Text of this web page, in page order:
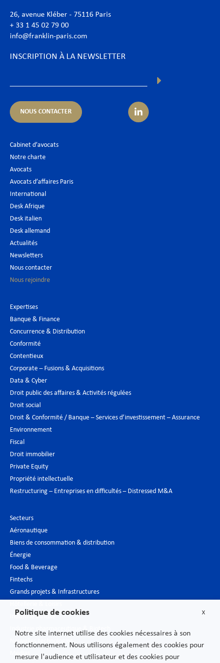
26, avenue Kléber - 75116 Paris
+ 33 1 45 02 79 00
info@franklin-paris.com
INSCRIPTION À LA NEWSLETTER
NOUS CONTACTER
Cabinet d’avocats
Notre charte
Avocats
Avocats d’affaires Paris
International
Desk Afrique
Desk italien
Desk allemand
Actualités
Newsletters
Nous contacter
Nous rejoindre
Expertises
Banque & Finance
Concurrence & Distribution
Conformité
Contentieux
Corporate – Fusions & Acquisitions
Data & Cyber
Droit public des affaires & Activités régulées
Droit social
Droit & Conformité / Banque – Services d’investissement – Assurance
Environnement
Fiscal
Droit immobilier
Private Equity
Propriété intellectuelle
Restructuring – Entreprises en difficultés – Distressed M&A
Secteurs
Aéronautique
Biens de consommation & distribution
Énergie
Food & Beverage
Fintechs
Grands projets & Infrastructures
Industrie du luxe
Industrie pharmaceutique & Biotech
Nouvelles technologies
X
Politique de cookies
Notre site internet utilise des cookies nécessaires à son
fonctionnement. Nous utilisons également des cookies pour
mesure l'audience et utilisateur et des cookies pour